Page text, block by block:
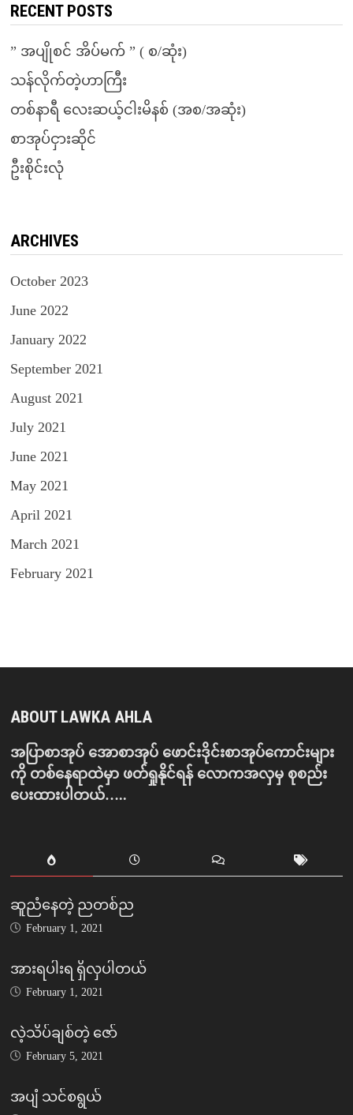
RECENT POSTS
” အပျိုစင် အိပ်မက် ” ( စ/ဆုံး)
သန်လိုက်တဲ့ဟာကြီး
တစ်နာရီ လေးဆယ့်ငါးမိနစ် (အစ/အဆုံး)
စာအုပ်ငှားဆိုင်
ဦးစိုင်းလုံ
ARCHIVES
October 2023
June 2022
January 2022
September 2021
August 2021
July 2021
June 2021
May 2021
April 2021
March 2021
February 2021
ABOUT LAWKA AHLA
အပြာစာအုပ် အောစာအုပ် ဖောင်းဒိုင်းစာအုပ်ကောင်းများ
ကို တစ်နေရာထဲမှာ ဖတ်ရှုနိုင်ရန် လောကအလှမှ စုစည်း
ပေးထားပါတယ်…..
ဆူညံနေတဲ့ ညတစ်ည
February 1, 2021
အားရပါးရ ရှိလှပါတယ်
February 1, 2021
လဲ့သိပ်ချစ်တဲ့ ဇော်
February 5, 2021
အပျံ သင်စရွယ်